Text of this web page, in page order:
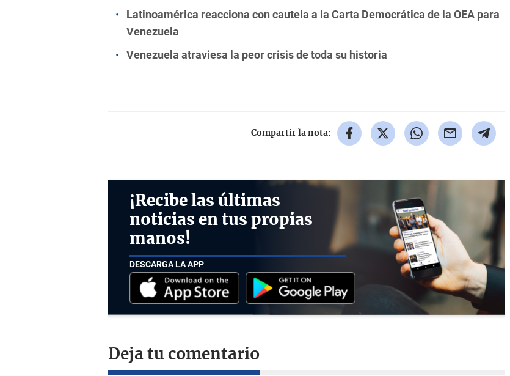
Latinoamérica reacciona con cautela a la Carta Democrática de la OEA para
Venezuela
Venezuela atraviesa la peor crisis de toda su historia
Compartir la nota:
¡Recibe las últimas
noticias en tus propias
manos!
DESCARGA LA APP
Deja tu comentario